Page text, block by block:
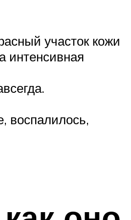
участок кожи
интенсивная
воспалилось,